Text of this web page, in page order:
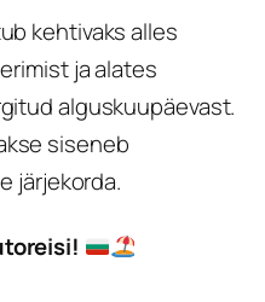
kehtivaks alles
ja alates
alguskuupäevast.
siseneb
järjekorda.